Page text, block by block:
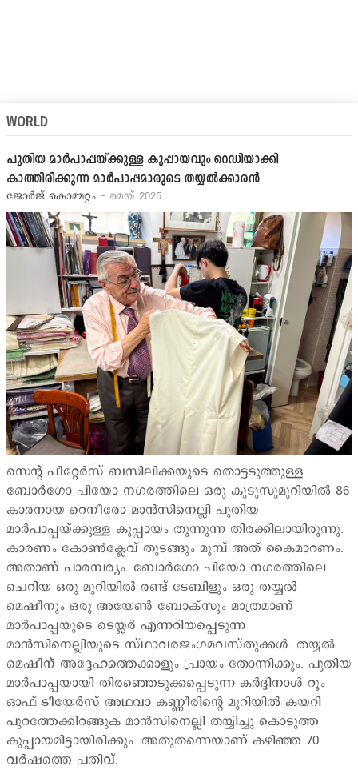
WORLD
പുതിയ മാര്‍പാപ്പയ്ക്കുള്ള കുപ്പായവും റെഡിയാക്കി
കാത്തിരിക്കുന്ന മാര്‍പാപ്പമാരുടെ തയ്യല്‍ക്കാരന്‍
ജോര്‍ജ് കൊമ്മറ്റം - മെയ് 2025
സെന്‍റ് പീറ്റേര്‍സ് ബസിലിക്കയുടെ തൊട്ടടുത്തുള്ള
ബോര്‍ഗോ പിയോ നഗരത്തിലെ ഒരു കുടുസുമുറിയില്‍ 86
കാരനായ റെനീരോ മാന്‍സിനെല്ലി പുതിയ
മാര്‍പാപ്പയ്ക്കുള്ള കുപ്പായം തുന്നുന്ന തിരക്കിലായിരുന്നു.
കാരണം കോണ്‍ക്ലേവ് തുടങ്ങും മുമ്പ് അത് കൈമാറണം.
അതാണ് പാരമ്പര്യം. ബോര്‍ഗോ പിയോ നഗരത്തിലെ
ചെറിയ ഒരു മുറിയില്‍ രണ്ട് ടേബിളും ഒരു തയ്യല്‍
മെഷീനും ഒരു അയേണ്‍ ബോക്സും മാത്രമാണ്
മാര്‍പാപ്പയുടെ ടെയ്ലര്‍ എന്നറിയപ്പെടുന്ന
മാന്‍സിനെല്ലിയുടെ സ്ഥാവരജംഗമവസ്തുക്കള്‍. തയ്യല്‍
മെഷീന് അദ്ദേഹത്തെക്കാളും പ്രായം തോന്നിക്കും. പുതിയ
മാര്‍പാപ്പയായി തിരഞ്ഞെടുക്കപ്പെടുന്ന കര്‍ദ്ദിനാള്‍ റൂം
ഓഫ് ടീയേര്‍സ് അഥവാ കണ്ണീരിന്‍റെ മുറിയില്‍ കയറി
പുറത്തേക്കിറങ്ങുക മാന്‍സിനെല്ലി തയ്യിച്ചു കൊടുത്ത
കുപ്പായമിട്ടായിരിക്കും. അതുതന്നെയാണ് കഴിഞ്ഞ 70
വര്‍ഷത്തെ പതിവ്.